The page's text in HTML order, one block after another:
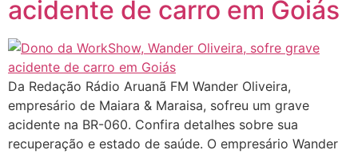
acidente de carro em Goiás
Da Redação Rádio Aruanã FM Wander Oliveira,
empresário de Maiara & Maraisa, sofreu um grave
acidente na BR-060. Confira detalhes sobre sua
recuperação e estado de saúde. O empresário Wander